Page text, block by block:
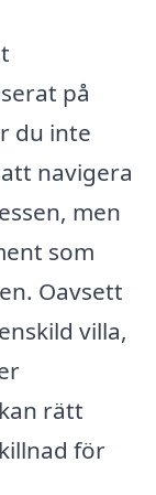
på
du inte
navigera
men
som
Oavsett
villa,
rätt
för